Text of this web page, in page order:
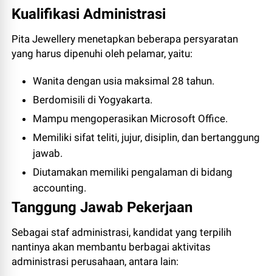
Kualifikasi Administrasi
Pita Jewellery menetapkan beberapa persyaratan
yang harus dipenuhi oleh pelamar, yaitu:
Wanita dengan usia maksimal 28 tahun.
Berdomisili di Yogyakarta.
Mampu mengoperasikan Microsoft Office.
Memiliki sifat teliti, jujur, disiplin, dan bertanggung
jawab.
Diutamakan memiliki pengalaman di bidang
accounting.
Tanggung Jawab Pekerjaan
Sebagai staf administrasi, kandidat yang terpilih
nantinya akan membantu berbagai aktivitas
administrasi perusahaan, antara lain: